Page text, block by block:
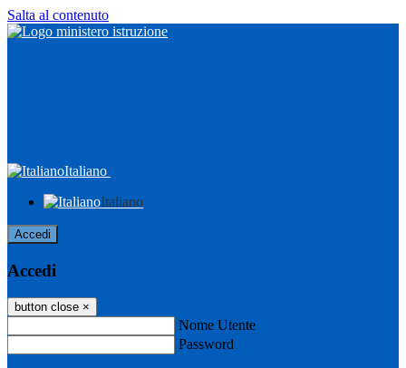
Salta al contenuto
Italiano
Italiano
Accedi
Accedi
button close ×
Nome Utente
Password